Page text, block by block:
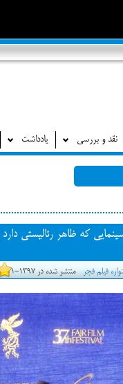
نقد و بررسی یادداشت
که ظاهر رئالیستی
فیلم فجر منتشر شده در 1397-11-14 23:48